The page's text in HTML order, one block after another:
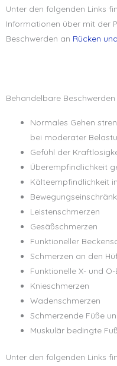
Unter den folgenden Links
Informationen über mit der
Beschwerden an Rücken
Behandelbare
Normales Gehen
bei moderater
Gefühl der
Überempfindlichkeit
Kälteempfindlichkeit
Leistenschmerzen
Gesäßschmerzen
Funktioneller
Schmerzen an den
Funktionelle X- und O-
Knieschmerzen
Wadenschmerzen
Schmerzende Füße
Muskulär bedingte
Unter den folgenden Links